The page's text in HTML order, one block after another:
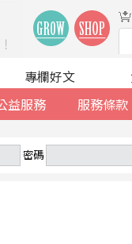
益服務 服務條款
專欄好文
密碼